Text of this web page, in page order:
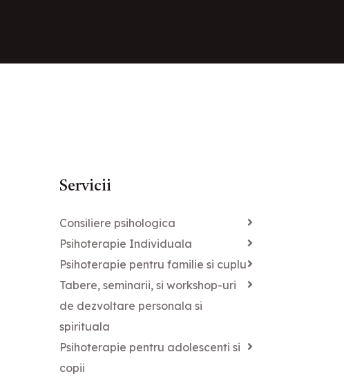
Servicii
Consiliere psihologica
Psihoterapie Individuala
Psihoterapie pentru familie si cuplu
Tabere, seminarii, si workshop-uri
de dezvoltare personala si
spirituala
Psihoterapie pentru adolescenti si
copii